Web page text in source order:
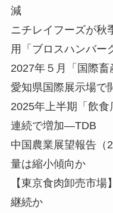
減
ニチレイフーズが秋
用「ブロスハンバー
2027年５月「国際
愛知県国際展示場
2025年上半期「飲
連続で増加—TDB
中国農業展望報告（
量は縮小傾向か
【東京食肉卸売市
継続か